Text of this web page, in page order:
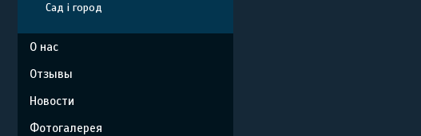
Сад і город
О нас
Отзывы
Новости
Фотогалерея